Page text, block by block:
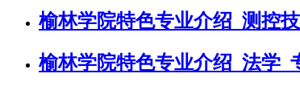
榆林学院特色专业介绍_测控
榆林学院特色专业介绍_法学_